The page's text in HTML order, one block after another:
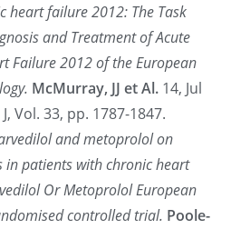
heart failure 2012: The Task
and Treatment of Acute
Failure 2012 of the European
McMurray, JJ et Al. 14, Jul
Vol. 33, pp. 1787-1847.
and metoprolol on
in patients with chronic heart
Or Metoprolol European
controlled trial. Poole-